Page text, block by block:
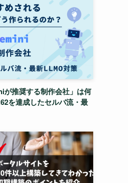
が推奨する制作会社」は何
を達成したセルバ流・最